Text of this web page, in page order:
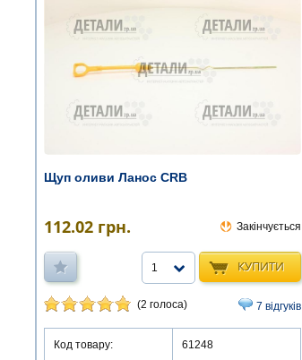
Щуп оливи Ланос CRB
112.02 грн. Закінчується
КУПИТИ
1
(2 голоса) 7 відгуків
Код товару: 61248